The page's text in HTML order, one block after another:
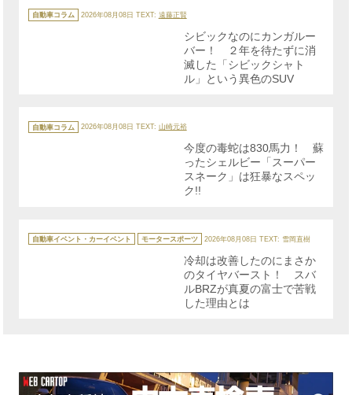
カ
テ
ゴ
自動車コラム 2026年08月08日 TEXT: 遠藤正賢
シビックなのにカンガルー
バー！ ２年を待たずに消
滅した「シビックシャト
ル」という異色のSUV
テ
ゴ
自動車コラム 2026年08月08日 TEXT: 山崎元裕
今度の毒蛇は830馬力！ 蘇
ったシェルビー「スーパー
スネーク」は狂暴なスペッ
ク!!
テ
ゴ
自動車イベント・カーイベント モータースポーツ 2026年08月08日 TEXT: 雪岡直樹
冷却は改善したのにまさか
のタイヤバースト！ スバ
ルBRZが真夏の富士で苦戦
した理由とは